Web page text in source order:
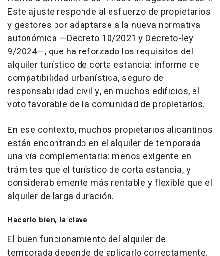
Este ajuste responde al esfuerzo de propietarios
y gestores por adaptarse a la nueva normativa
autonómica —Decreto 10/2021 y Decreto-ley
9/2024—, que ha reforzado los requisitos del
alquiler turístico de corta estancia: informe de
compatibilidad urbanística, seguro de
responsabilidad civil y, en muchos edificios, el
voto favorable de la comunidad de propietarios.
En ese contexto, muchos propietarios alicantinos
están encontrando en el alquiler de temporada
una vía complementaria: menos exigente en
trámites que el turístico de corta estancia, y
considerablemente más rentable y flexible que el
alquiler de larga duración.
Hacerlo bien, la clave
El buen funcionamiento del alquiler de
temporada depende de aplicarlo correctamente.